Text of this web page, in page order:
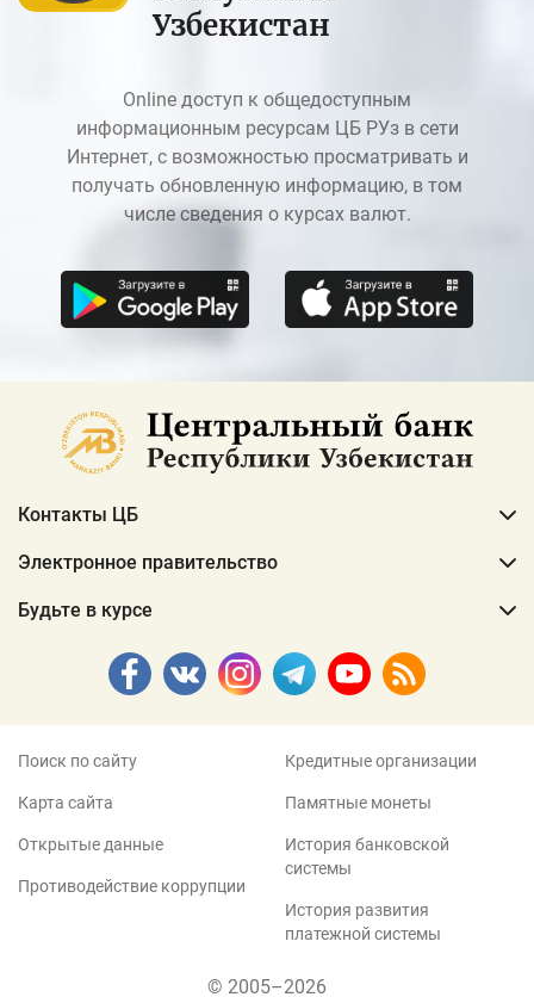
Узбекистан
Online доступ к общедоступным
информационным ресурсам ЦБ РУз в сети
Интернет, с возможностью просматривать и
получать обновленную информацию, в том
числе сведения о курсах валют.
Контакты ЦБ
Электронное правительство
Будьте в курсе
Поиск по сайту
Карта сайта
Открытые данные
Противодействие коррупции
Кредитные организации
Памятные монеты
История банковской
системы
История развития
платежной системы
© 2005–2026